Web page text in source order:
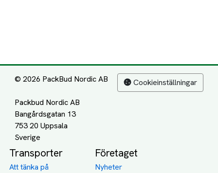
© 2026 PackBud Nordic AB
Packbud Nordic AB
Bangårdsgatan 13
753 20 Uppsala
Cookieinställningar
Transporter
Att tänka på
Företaget
Nyheter